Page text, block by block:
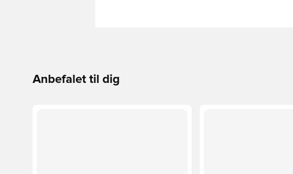
Anbefalet til dig